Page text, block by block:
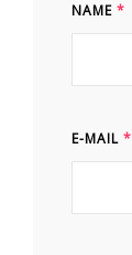
NAME *
E-MAIL *